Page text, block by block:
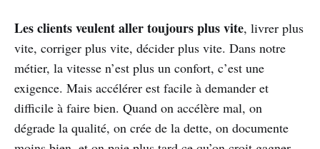
Les clients veulent aller toujours plus vite, livrer plus
vite, corriger plus vite, décider plus vite. Dans notre
métier, la vitesse n’est plus un confort, c’est une
exigence. Mais accélérer est facile à demander et
difficile à faire bien. Quand on accélère mal, on
dégrade la qualité, on crée de la dette, on documente